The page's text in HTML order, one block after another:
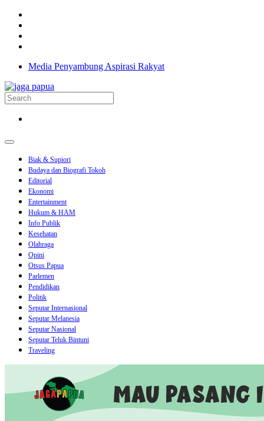
Media Penyambung Aspirasi Rakyat
Biak & Supiori
Budaya dan Biografi Tokoh
Editorial
Ekonomi
Entertainment
Hukum & HAM
Info Publik
Kesehatan
Olahraga
Opini
Otsus Papua
Parlemen
Pendidikan
Politik
Seputar Internasional
Seputar Melanesia
Seputar Nasional
Seputar Teluk Bintuni
Traveling